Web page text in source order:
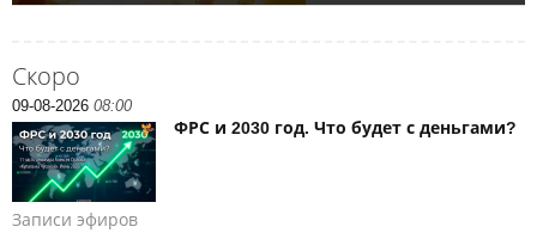
Скоро
09-08-2026 08:00
ФРС и 2030 год. Что будет с деньгами?
Записи эфиров